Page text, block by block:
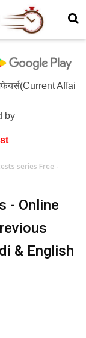
Affairs)-
by
series Free -
- Online
& English